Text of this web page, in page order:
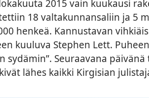
2015 vain kuukausi
18 valtakunnansaliin ja 5
henkeä. Kannustavan
kuuluva Stephen Lett.
sydämin”. Seuraavana
lähes kaikki Kirgisian